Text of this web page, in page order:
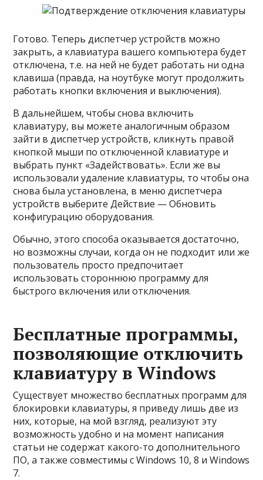
Готово. Теперь диспетчер устройств можно
закрыть, а клавиатура вашего компьютера будет
отключена, т.е. на ней не будет работать ни одна
клавиша (правда, на ноутбуке могут продолжить
работать кнопки включения и выключения).
В дальнейшем, чтобы снова включить
клавиатуру, вы можете аналогичным образом
зайти в диспетчер устройств, кликнуть правой
кнопкой мыши по отключенной клавиатуре и
выбрать пункт «Задействовать». Если же вы
использовали удаление клавиатуры, то чтобы она
снова была установлена, в меню диспетчера
устройств выберите Действие — Обновить
конфигурацию оборудования.
Обычно, этого способа оказывается достаточно,
но возможны случаи, когда он не подходит или же
пользователь просто предпочитает
использовать стороннюю программу для
быстрого включения или отключения.
Бесплатные программы,
позволяющие отключить
клавиатуру в Windows
Существует множество бесплатных программ для
блокировки клавиатуры, я приведу лишь две из
них, которые, на мой взгляд, реализуют эту
возможность удобно и на момент написания
статьи не содержат какого-то дополнительного
ПО, а также совместимы с Windows 10, 8 и Windows
7.